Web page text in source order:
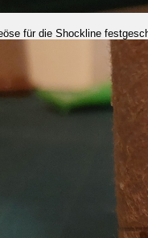
für die Shockline